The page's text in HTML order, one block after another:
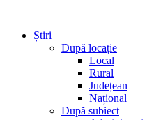
Știri
După locație
Local
Rural
Județean
Național
După subiect